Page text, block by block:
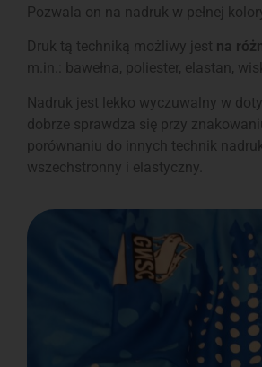
Pozwala on na nadruk w pełnej
Druk tą techniką możliwy jest na
m.in.: bawełna, poliester, elastan,
Nadruk jest lekko wyczuwalny w
dobrze sprawdza się przy
porównaniu do innych technik
wszechstronny i elastyczny.